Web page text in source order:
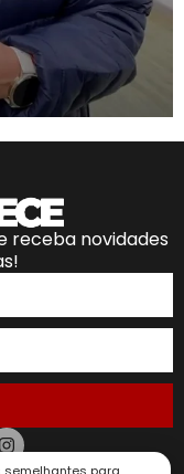
receba novidades